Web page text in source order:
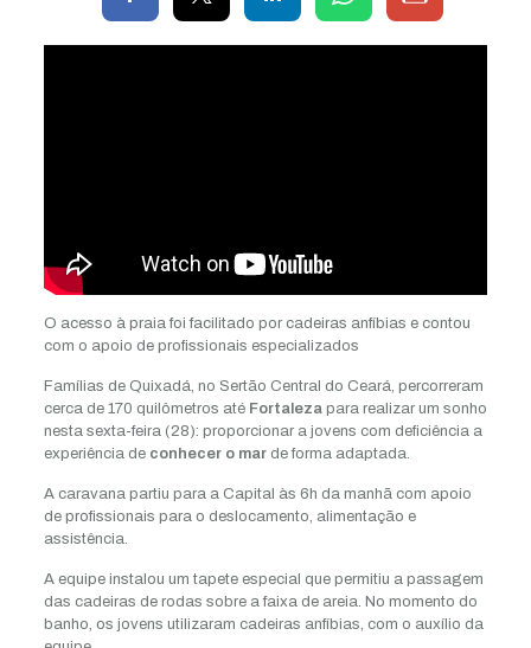
O acesso à praia foi facilitado por cadeiras anfíbias e contou
com o apoio de profissionais especializados
Famílias de Quixadá, no Sertão Central do Ceará, percorreram
cerca de 170 quilômetros até Fortalezapara realizar um sonho
nesta sexta-feira (28): proporcionar a jovens com deficiência a
experiência de conhecer o marde forma adaptada.
A caravana partiu para a Capital às 6h da manhã com apoio
de profissionais para o deslocamento, alimentação e
assistência.
A equipe instalou um tapete especial que permitiu a passagem
das cadeiras de rodas sobre a faixa de areia. No momento do
banho, os jovens utilizaram cadeiras anfíbias, com o auxílio da